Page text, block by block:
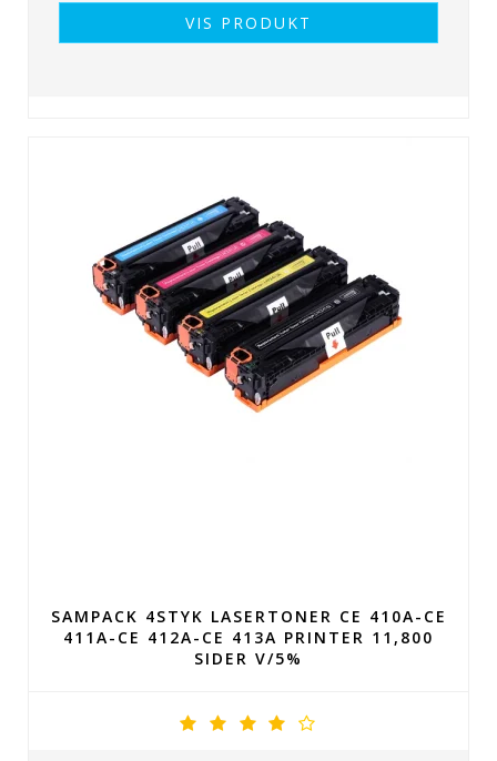
VIS PRODUKT
SAMPACK 4STYK LASERTONER CE 410A-CE
411A-CE 412A-CE 413A PRINTER 11,800
SIDER V/5%